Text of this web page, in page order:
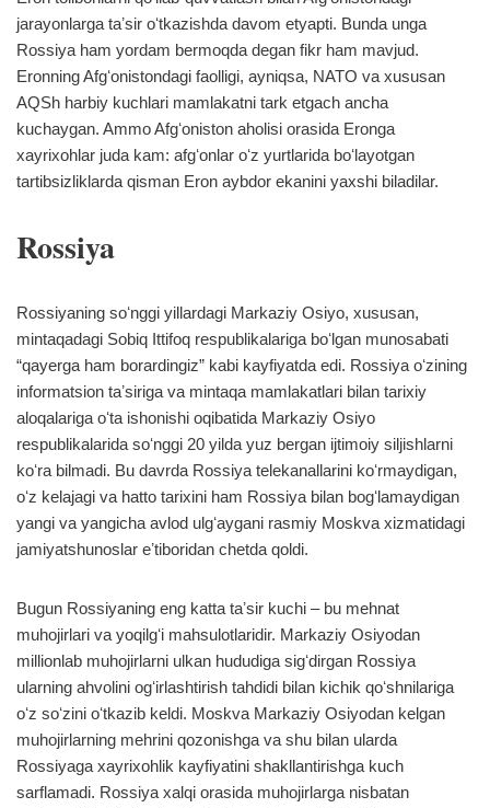
jarayonlarga taʼsir oʻtkazishda davom etyapti. Bunda unga
Rossiya ham yordam bermoqda degan fikr ham mavjud.
Eronning Afgʻonistondagi faolligi, ayniqsa, NATO va xususan
AQSh harbiy kuchlari mamlakatni tark etgach ancha
kuchaygan. Ammo Afgʻoniston aholisi orasida Eronga
xayrixohlar juda kam: afgʻonlar oʻz yurtlarida boʻlayotgan
tartibsizliklarda qisman Eron aybdor ekanini yaxshi biladilar.
Rossiya
Rossiyaning soʻnggi yillardagi Markaziy Osiyo, xususan,
mintaqadagi Sobiq Ittifoq respublikalariga boʻlgan munosabati
“qayerga ham borardingiz” kabi kayfiyatda edi. Rossiya oʻzining
informatsion taʼsiriga va mintaqa mamlakatlari bilan tarixiy
aloqalariga oʻta ishonishi oqibatida Markaziy Osiyo
respublikalarida soʻnggi 20 yilda yuz bergan ijtimoiy siljishlarni
koʻra bilmadi. Bu davrda Rossiya telekanallarini koʻrmaydigan,
oʻz kelajagi va hatto tarixini ham Rossiya bilan bogʻlamaydigan
yangi va yangicha avlod ulgʻaygani rasmiy Moskva xizmatidagi
jamiyatshunoslar eʼtiboridan chetda qoldi.
Bugun Rossiyaning eng katta taʼsir kuchi – bu mehnat
muhojirlari va yoqilgʻi mahsulotlaridir. Markaziy Osiyodan
millionlab muhojirlarni ulkan hududiga sigʻdirgan Rossiya
ularning ahvolini ogʻirlashtirish tahdidi bilan kichik qoʻshnilariga
oʻz soʻzini oʻtkazib keldi. Moskva Markaziy Osiyodan kelgan
muhojirlarning mehrini qozonishga va shu bilan ularda
Rossiyaga xayrixohlik kayfiyatini shakllantirishga kuch
sarflamadi. Rossiya xalqi orasida muhojirlarga nisbatan